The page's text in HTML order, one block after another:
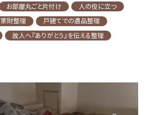
お部屋丸ごと片付け
人の役に立つ
家財整理
戸建てでの遺品整理
故人へ『ありがとう』を伝える整理